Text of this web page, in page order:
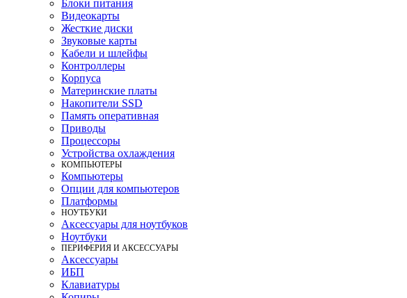
Блоки питания
Видеокарты
Жесткие диски
Звуковые карты
Кабели и шлейфы
Контроллеры
Корпуса
Материнские платы
Накопители SSD
Память оперативная
Приводы
Процессоры
Устройства охлаждения
КОМПЬЮТЕРЫ
Компьютеры
Опции для компьютеров
Платформы
НОУТБУКИ
Аксессуары для ноутбуков
Ноутбуки
ПЕРИФЕРИЯ И АКСЕССУАРЫ
Аксессуары
ИБП
Клавиатуры